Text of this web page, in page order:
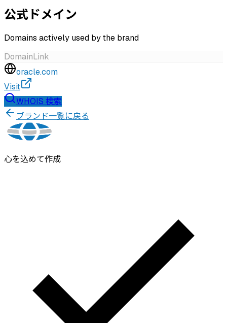
公式ドメイン
Domains actively used by the brand
DomainLink
oracle.com
Visit
WHOIS 検索
ブランド一覧に戻る
心を込めて作成